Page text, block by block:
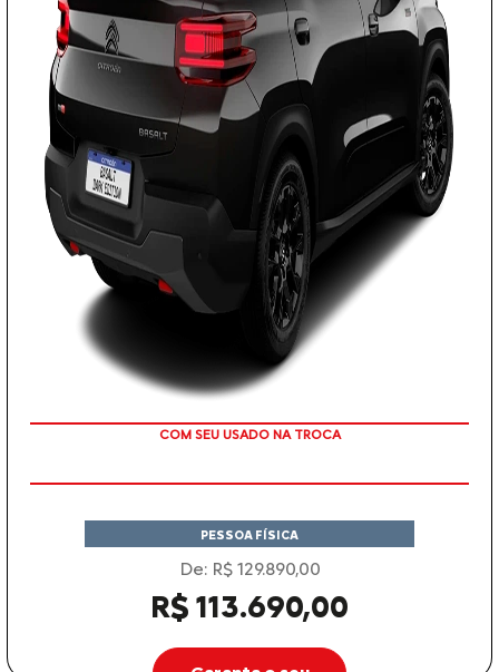
TAXA ZERO
PESSOA FÍSICA
De: R$ 129.890,00
R$ 113.690,00